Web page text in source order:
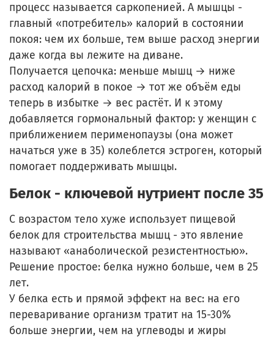
процесс называется саркопенией. А мышцы -
главный «потребитель» калорий в состоянии
покоя: чем их больше, тем выше расход энергии
даже когда вы лежите на диване.
Получается цепочка: меньше мышц → ниже
расход калорий в покое → тот же объём еды
теперь в избытке → вес растёт. И к этому
добавляется гормональный фактор: у женщин с
приближением перименопаузы (она может
начаться уже в 35) колеблется эстроген, который
помогает поддерживать мышцы.
Белок - ключевой нутриент после 35
С возрастом тело хуже использует пищевой
белок для строительства мышц - это явление
называют «анаболической резистентностью».
Решение простое: белка нужно больше, чем в 25
лет.
У белка есть и прямой эффект на вес: на его
переваривание организм тратит на 15-30%
больше энергии, чем на углеводы и жиры